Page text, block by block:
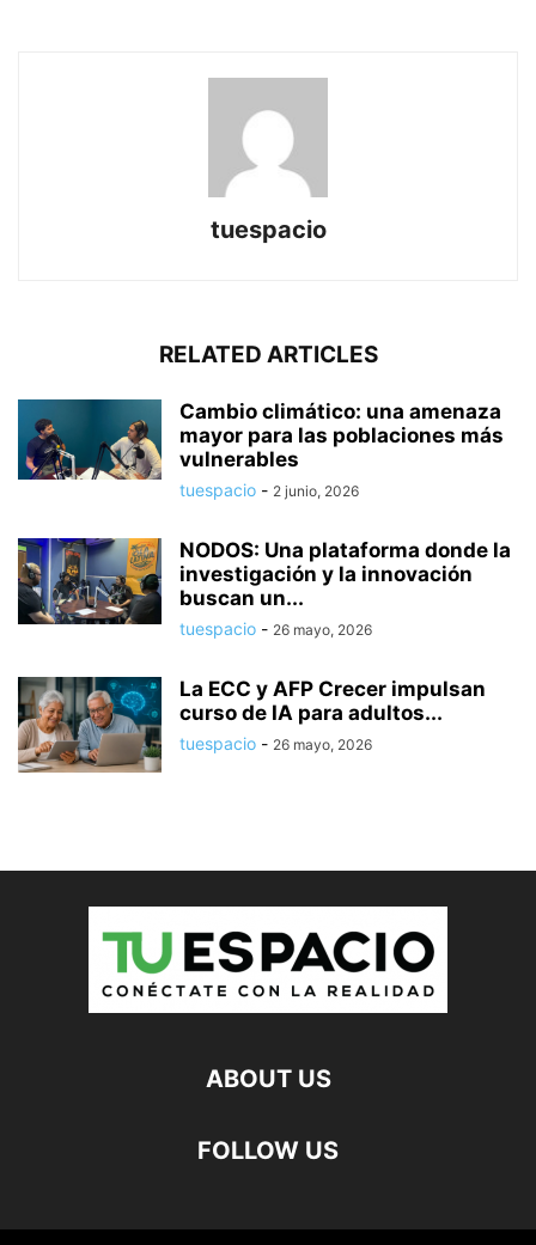
tuespacio
RELATED ARTICLES
Cambio climático: una amenaza
mayor para las poblaciones más
vulnerables
tuespacio - 2 junio, 2026
NODOS: Una plataforma donde la
investigación y la innovación
buscan un...
tuespacio - 26 mayo, 2026
La ECC y AFP Crecer impulsan
curso de IA para adultos...
tuespacio - 26 mayo, 2026
ABOUT US
FOLLOW US